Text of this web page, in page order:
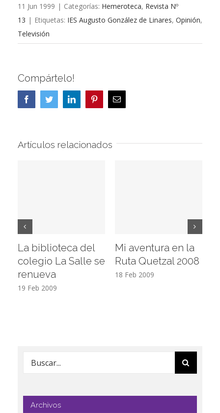
11 Jun 1999 | Categorías: Hemeroteca, Revista Nº
13 | Etiquetas: IES Augusto González de Linares, Opinión,
Televisión
Compártelo!
FacebookTwitterLinkedInPinterestCorreo
electrónico
Artículos relacionados
La biblioteca del
colegio La Salle se
renueva
19 Feb 2009
Mi aventura en la
Ruta Quetzal 2008
18 Feb 2009
Buscar:
Archivos